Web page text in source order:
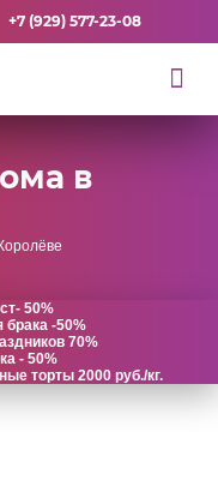
+7 (929) 577-23-08
в
50%
брака -50%
70%
- 50%
торты 2000 руб./кг.